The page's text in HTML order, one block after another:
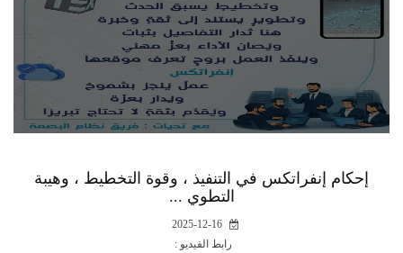
إحكام إنفراتكس في التنفيذ ، وقوة التخطيط ، وهيبة
التطوي ...
رابط الفيديو :